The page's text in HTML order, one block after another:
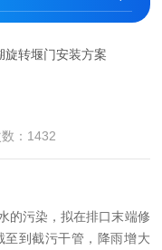
旋转堰门安装方案
：1432
的污染，拟在排口末端修
至到截污干管，降雨增大